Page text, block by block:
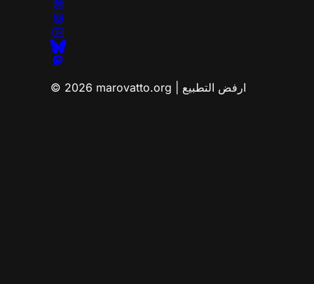
© 2026 marovatto.org | ارفض التطبيع